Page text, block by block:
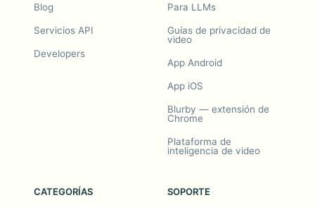
Blog
Servicios API
Developers
Para LLMs
Guías de privacidad de
video
App Android
App iOS
Blurby — extensión de
Chrome
Plataforma de
inteligencia de video
CATEGORÍAS SOPORTE